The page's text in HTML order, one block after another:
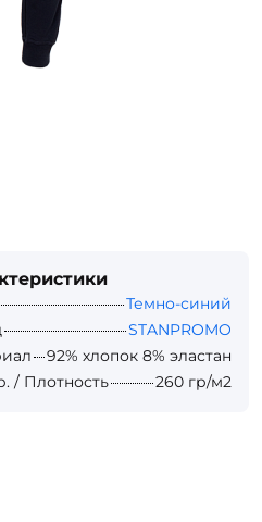
Темно-синий
STANPROMO
92% хлопок 8% эластан
/ Плотность
260 гр/м2